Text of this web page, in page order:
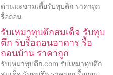
ด่านมะขามเตี้ยรับทุบตึก ราคาถูก
รื้อถอน
รับเหมาทุบตึกสมเด็จ รับทุบ
ตึก รับรื้อถอนอาคาร รื้อ
ถอนบ้าน ราคาถูก
รับเหมาทุบตึก.com รับเหมาทุบตึก